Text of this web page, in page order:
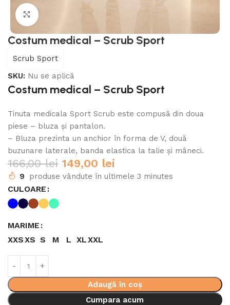
Click to enlarge
Costum medical – Scrub Sport
Scrub Sport
SKU: Nu se aplică
Costum medical – Scrub Sport
Tinuta medicala Sport Scrub este compusă din doua
piese – bluza și pantalon.
– Bluza prezinta un anchior în forma de V, două
buzunare laterale, banda elastica la talie și mâneci.
166,00lei 149,00 lei
9 produse vândute în ultimele 3 minutes
CULOARE
MARIME
XXSXS S M L XLXXL
Adaugă în coș
Cumpara acum